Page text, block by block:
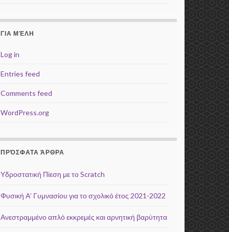
ΓΙΑ ΜΈΛΗ
Log in
Entries feed
Comments feed
WordPress.org
ΠΡΌΣΦΑΤΑ ΆΡΘΡΑ
Υδροστατική Πίεση με το Scratch
Φυσική Α’ Γυμνασίου για το σχολικό έτος 2021-2022
Ανεστραμμένο απλό εκκρεμές και αρνητική βαρύτητα